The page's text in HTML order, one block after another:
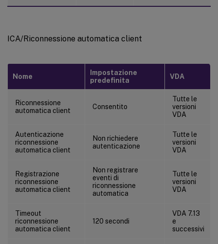
ICA/Riconnessione automatica client
Nome
Impostazione
predefinita
VDA
Riconnessione
automatica client
Consentito
Tutte le
versioni
VDA
Autenticazione
riconnessione
automatica client
Non richiedere
autenticazione
Tutte le
versioni
VDA
Registrazione
riconnessione
automatica client
Non registrare
eventi di
riconnessione
automatica
Tutte le
versioni
VDA
Timeout
riconnessione
automatica client
120 secondi
VDA 7.13
e
successivi